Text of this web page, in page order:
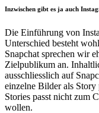
Inzwischen gibt es ja auch
Die Einführung von
Unterschied besteht
Snapchat sprechen wir
Zielpublikum an.
ausschliesslich auf
einzelne Bilder als
Stories passt nicht zum
wollen.